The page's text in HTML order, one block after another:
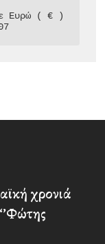
Ευρώ ( € )
χρονιά